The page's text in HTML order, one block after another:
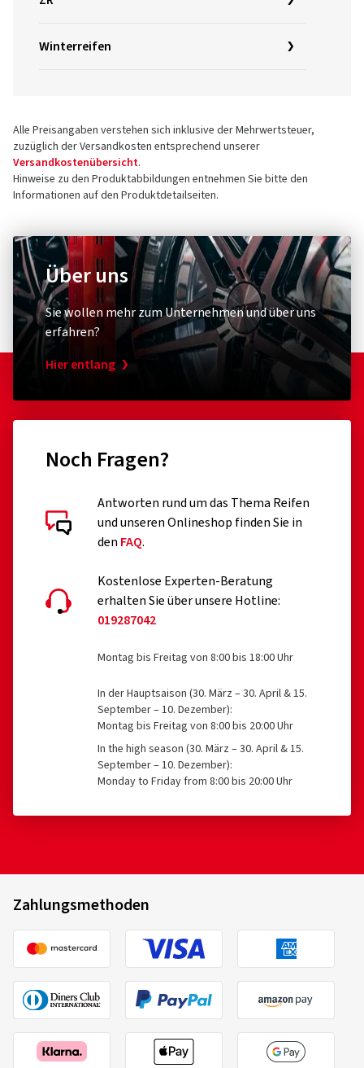
Winterreifen
Alle Preisangaben verstehen sich inklusive der Mehrwertsteuer,
zuzüglich der Versandkosten entsprechend unserer
Versandkostenübersicht.
Hinweise zu den Produktabbildungen entnehmen Sie bitte den
Informationen auf den Produktdetailseiten.
Über uns
Sie wollen mehr zum Unternehmen und über uns
erfahren?
Hier entlang
Noch Fragen?
Antworten rund um das Thema Reifen
und unseren Onlineshop finden Sie in
den FAQ.
Kostenlose Experten-Beratung
erhalten Sie über unsere Hotline:
019287042
Montag bis Freitag von 8:00 bis 18:00 Uhr
In der Hauptsaison (30. März – 30. April & 15.
September – 10. Dezember):
Montag bis Freitag von 8:00 bis 20:00 Uhr
In the high season (30. März – 30. April & 15.
September – 10. Dezember):
Monday to Friday from 8:00 bis 20:00 Uhr
Zahlungsmethoden